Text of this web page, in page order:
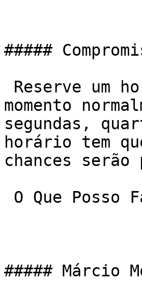
#####
momento
segundas,
horário tem
chances serão
##### Márcio